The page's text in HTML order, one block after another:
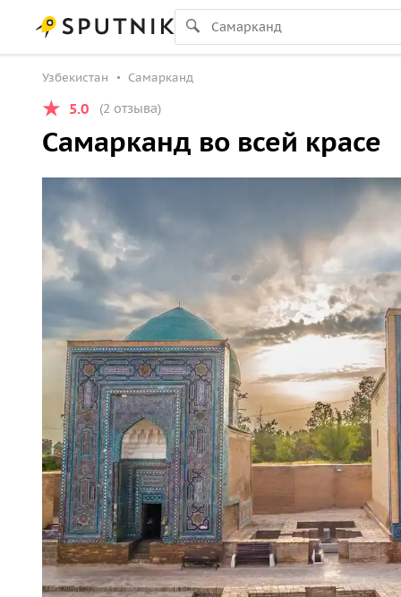
Узбекистан Самарканд
5.0 (2 отзыва)
Самарканд во всей красе